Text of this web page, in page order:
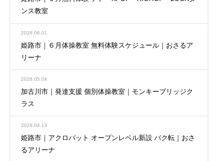
ンス教室
2026.06.01
姫路市｜６月体操教室 無料体験スケジュール｜おさるア
リーナ
2026.05.04
加古川市｜発達支援 個別体操教室｜モンキーブリッジク
ラス
2026.04.13
姫路市｜アクロバット オープンレベル新設 バク転｜おさ
るアリーナ